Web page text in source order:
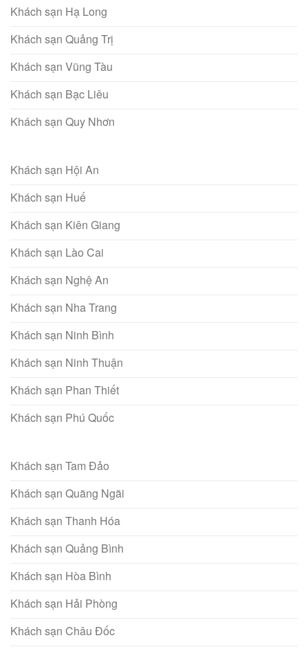
Khách sạn Hạ Long
Khách sạn Quảng Trị
Khách sạn Vũng Tàu
Khách sạn Bạc Liêu
Khách sạn Quy Nhơn
Khách sạn Hội An
Khách sạn Huế
Khách sạn Kiên Giang
Khách sạn Lào Cai
Khách sạn Nghệ An
Khách sạn Nha Trang
Khách sạn Ninh Bình
Khách sạn Ninh Thuận
Khách sạn Phan Thiết
Khách sạn Phú Quốc
Khách sạn Tam Đảo
Khách sạn Quãng Ngãi
Khách sạn Thanh Hóa
Khách sạn Quảng Bình
Khách sạn Hòa Bình
Khách sạn Hải Phòng
Khách sạn Châu Đốc